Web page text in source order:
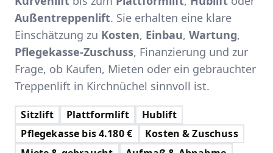
Außentreppenlift. Sie erhalten eine klare
Einschätzung zu Kosten, Einbau, Wartung,
Pflegekasse-Zuschuss, Finanzierung und zur
Frage, ob Kaufen, Mieten oder ein gebrauchter
Treppenlift in Kirchnüchel sinnvoll ist.
Sitzlift Plattformlift
Hublift
Pflegekasse bis 4.180 €
Kosten & Zuschuss